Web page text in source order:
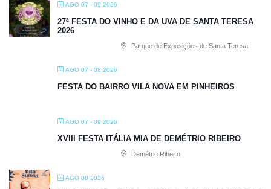
AGO 07 - 09 2026
27ª FESTA DO VINHO E DA UVA DE SANTA TERESA
2026
Parque de Exposições de Santa Teresa
AGO 07 - 08 2026
FESTA DO BAIRRO VILA NOVA EM PINHEIROS
AGO 07 - 09 2026
XVIII FESTA ITÁLIA MIA DE DEMÉTRIO RIBEIRO
Demétrio Ribeiro
AGO 08 2026